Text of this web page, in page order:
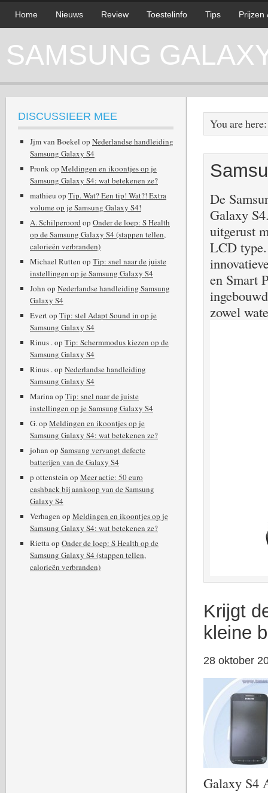
Home Nieuws Review Toestelinfo Tips Prijzen
SAMSUNG
You are
De
Galaxy
uitgerust
LCD
en Smart
zowel
Krijgt
kleine
28 oktober
Galaxy S4
DISCUSSIEER MEE
Jjm van Boekel op Nederlandse handleiding
Samsung Galaxy S4
Pronkop Meldingen en ikoontjes op je
Samsung Galaxy S4: wat betekenen ze?
mathieu op Tip. Wat? Een tip! Wat?! Extra
volume op je Samsung Galaxy S4!
A. Schilperoord op Onder de loep: S Health
op de Samsung Galaxy S4 (stappen tellen,
calorieën verbranden)
Michael Rutten op Tip: snel naar de juiste
instellingen op je Samsung Galaxy S4
John op Nederlandse handleiding Samsung
Galaxy S4
Evertop Tip: stel Adapt Sound in op je
Samsung Galaxy S4
Rinus .op Tip: Schermmodus kiezen op de
Samsung Galaxy S4
Rinus .op Nederlandse handleiding
Samsung Galaxy S4
Marinaop Tip: snel naar de juiste
instellingen op je Samsung Galaxy S4
G.op Meldingen en ikoontjes op je
Samsung Galaxy S4: wat betekenen ze?
johan op Samsung vervangt defecte
batterijen van de Galaxy S4
p ottenstein op Meer actie: 50 euro
cashback bij aankoop van de Samsung
Galaxy S4
Verhagen op Meldingen en ikoontjes op je
Samsung Galaxy S4: wat betekenen ze?
Riettaop Onder de loep: S Health op de
Samsung Galaxy S4 (stappen tellen,
calorieën verbranden)